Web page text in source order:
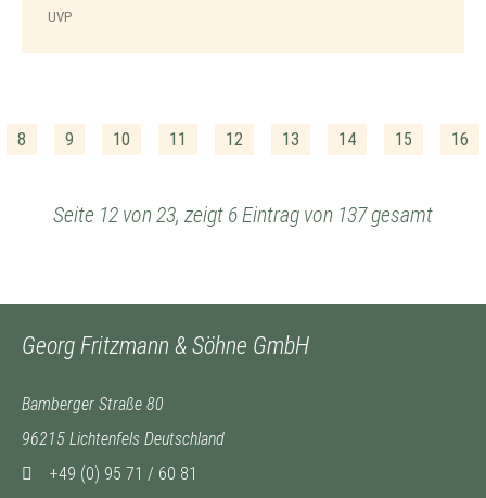
UVP
8 9 10 11 12 13 14 15 16
Seite 12 von 23, zeigt 6 Eintrag von 137 gesamt
Georg Fritzmann & Söhne GmbH
Bamberger Straße 80
96215 Lichtenfels Deutschland
+49 (0) 95 71 / 60 81